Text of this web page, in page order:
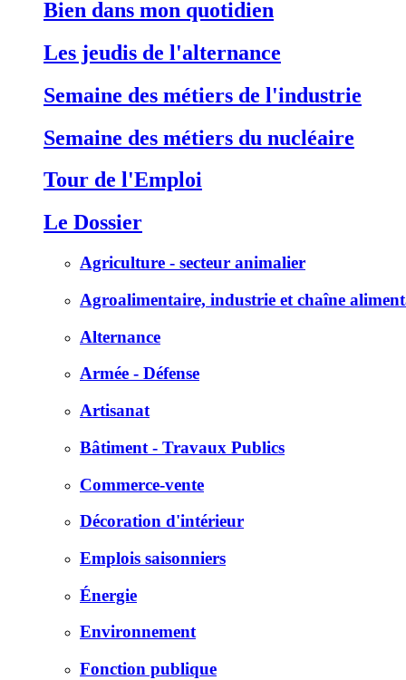
Bien dans mon quotidien
Les jeudis de l'alternance
Semaine des métiers de l'industrie
Semaine des métiers du nucléaire
Tour de l'Emploi
Le Dossier
Agriculture - secteur animalier
Agroalimentaire, industrie et chaîne
Alternance
Armée - Défense
Artisanat
Bâtiment - Travaux Publics
Commerce-vente
Décoration d'intérieur
Emplois saisonniers
Énergie
Environnement
Fonction publique